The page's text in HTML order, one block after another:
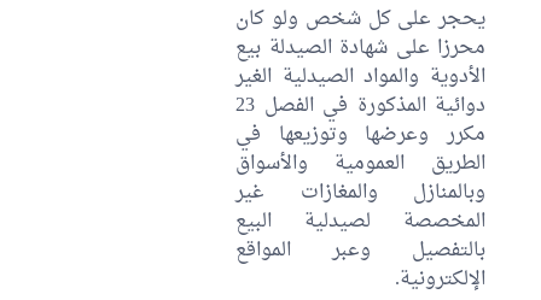
يحجر على كل شخص ولو كان
محرزا على شهادة الصيدلة بيع
الأدوية والمواد الصيدلية الغير
دوائية المذكورة في الفصل 23
مكرر وعرضها وتوزيعها في
الطريق العمومية والأسواق
وبالمنازل والمغازات غير
المخصصة لصيدلية البيع
بالتفصيل وعبر المواقع
الإلكترونية.